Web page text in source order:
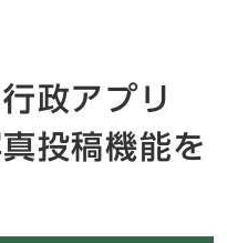
政アプリ
投稿機能を